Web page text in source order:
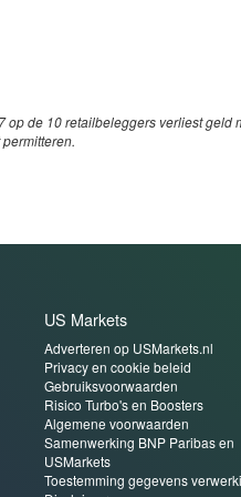
op de 10 retailbeleggers verliest geld
US Markets
Adverteren op USMarkets.nl
Privacy en cookie beleid
Gebruiksvoorwaarden
Risico Turbo's en Boosters
Algemene voorwaarden
Samenwerking BNP Paribas en
USMarkets
Toestemming gegevens